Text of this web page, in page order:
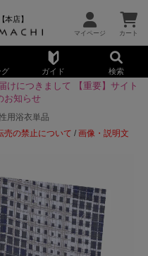
本店】
グ ガイド 検索
けにつきまして
【重要】サイト
お知らせ
用浴衣単品
売の禁止について /画像・説明文